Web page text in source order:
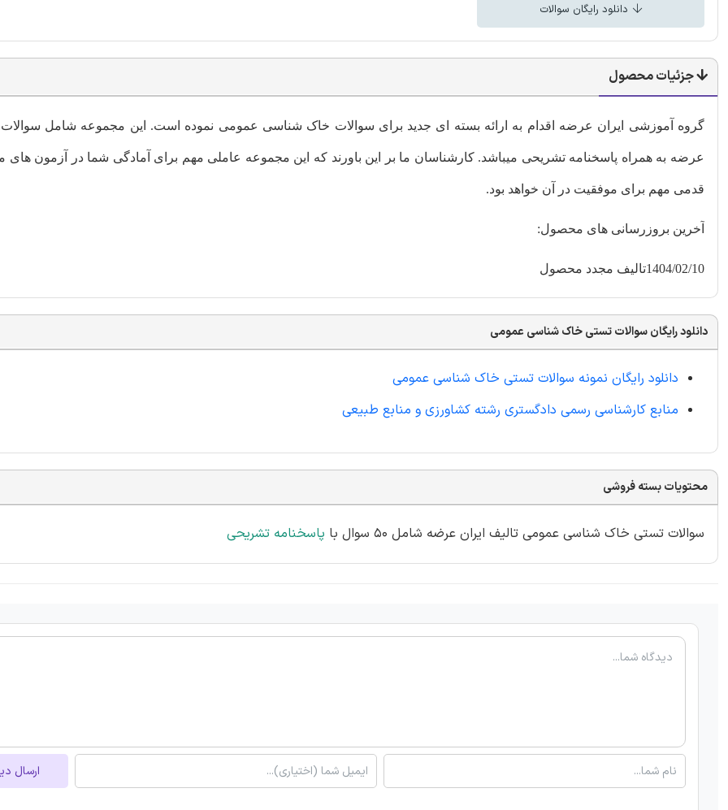
دانلود رایگان سوالات
جزئیات محصول
گروه آموزشی ایران عرضه اقدام به ارائه بسته ای جدید برای سوالات خاک شناسی عمومی نموده است. این مجموعه شامل سوالات
عرضه به همراه پاسخنامه تشریحی میباشد. کارشناسان ما بر این باورند که این مجموعه عاملی مهم برای آمادگی شما در آزمون های
قدمی مهم برای موفقیت در آن خواهد بود.
آخرین بروزرسانی های محصول:
1404/02/10تالیف مجدد محصول
دانلود رایگان سوالات تستی خاک شناسی عمومی
دانلود رایگان نمونه سوالات تستی خاک شناسی عمومی
منابع کارشناسی رسمی دادگستری رشته کشاورزی و منابع طبیعی
محتویات بسته فروشی
سوالات تستی خاک شناسی عمومی تالیف ایران عرضه شامل 50 سوال با پاسخنامه تشریحی
ارسال